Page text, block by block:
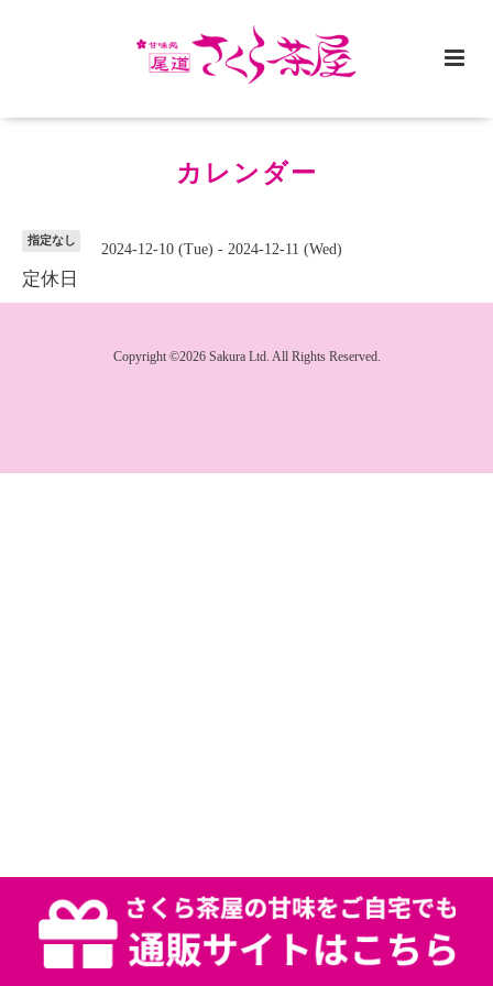
カレンダー
指定なし
2024-12-10 (Tue) - 2024-12-11 (Wed)
定休日
Copyright ©2026 Sakura Ltd. All Rights Reserved.